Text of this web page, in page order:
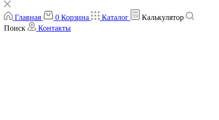
Главная 0 Корзина Каталог
Калькулятор
Поиск
Контакты